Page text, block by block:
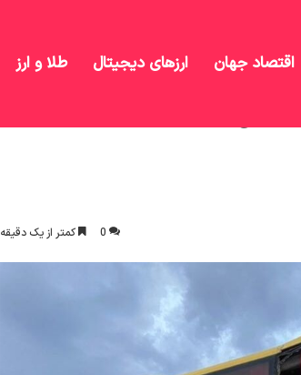
اقتصاد جهان ارزهای دیجیتال طلا و ارز
0 کمتر از یک دقیقه